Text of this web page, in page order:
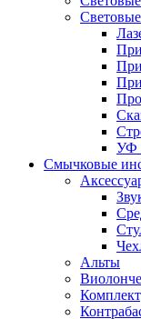
УФ
Смычковые
Альты